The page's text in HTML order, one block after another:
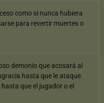
como si nunca hubiera
para revertir muertes o
demonio que acosará al
hasta que le ataque.
que el jugador o el